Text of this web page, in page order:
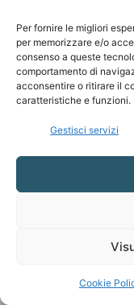
Per fornire le migliori
per memorizzare e/o
consenso a queste
comportamento di
acconsentire o ritirare il
caratteristiche e funzioni.
Gestisci servizi
Cookie